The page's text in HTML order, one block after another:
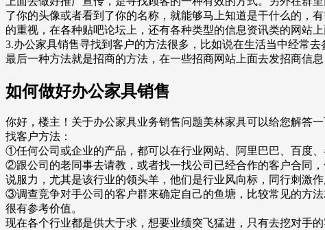
了你的头像或者看到了你的名称，就能够马上知道是干什么的，
的重视，在各种贴吧论坛上，还有各种类型的信息资讯类的网站
3.办公家具销售寻找到客户的方法很多，比如说在生活当中经常
最后一种方法就是招商的方法，在一些招商网站上面去发招商信
如何做好办公家具销售
你好，楼主！关于办公家具业务销售问题美林家具可以给您解答一
找客户方法：
①任何公司或企业的产品，都可以在行业网站、阿里巴巴、百度
②跟公司的老同事去请教，或者找一找公司已经合作的客户合同
说服力，尤其是该行业的领头羊，他们是行业风向标，同行刺激作
③调查竞争对手公司的客户群来确定自己的鱼塘，比较常见的方
很有参考价值。
现在各个行业都是供大于求，想要业绩突飞猛进，只有去挖对手的